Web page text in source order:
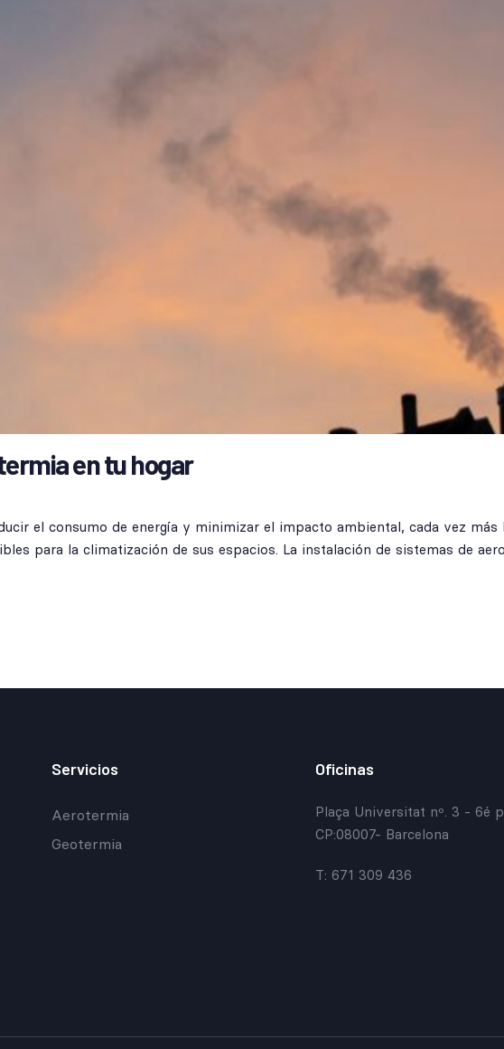
en tu hogar
el consumo de energía y minimizar el impacto ambiental, cada vez
para la climatización de sus espacios. La instalación de sistemas de
Servicios
Aerotermia
Geotermia
Oficinas
Plaça Universitat nº. 3 - 6é
CP:08007- Barcelona
T: 671 309 436